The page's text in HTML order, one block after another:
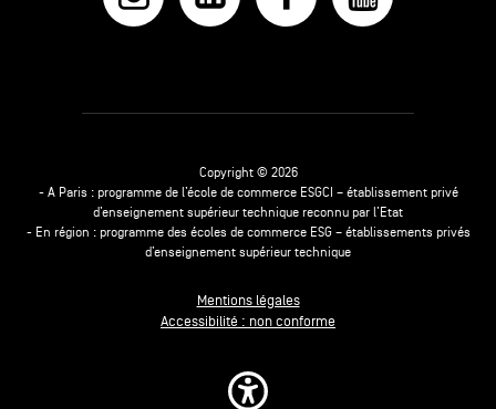
Copyright © 2026
- A Paris : programme de l’école de commerce ESGCI – établissement privé
d’enseignement supérieur technique reconnu par l’Etat
- En région : programme des écoles de commerce ESG – établissements privés
d’enseignement supérieur technique
Mentions légales
Accessibilité : non conforme